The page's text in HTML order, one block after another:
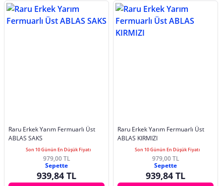
Raru Erkek Yarım Fermuarlı Üst
ABLAS SAKS
Son 10 Günün En Düşük Fiyatı
979,00 TL
Sepette
939,84 TL
Raru Erkek Yarım Fermuarlı Üst
ABLAS KIRMIZI
Son 10 Günün En Düşük Fiyatı
979,00 TL
Sepette
939,84 TL